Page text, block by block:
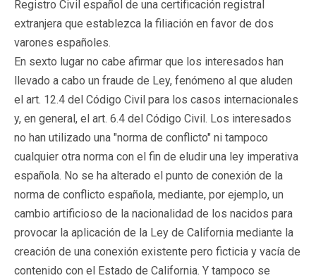
Registro Civil español de una certificación registral
extranjera que establezca la filiación en favor de dos
varones españoles.
En sexto lugar no cabe afirmar que los interesados han
llevado a cabo un fraude de Ley, fenómeno al que aluden
el art. 12.4 del Código Civil para los casos internacionales
y, en general, el art. 6.4 del Código Civil. Los interesados
no han utilizado una "norma de conflicto" ni tampoco
cualquier otra norma con el fin de eludir una ley imperativa
española. No se ha alterado el punto de conexión de la
norma de conflicto española, mediante, por ejemplo, un
cambio artificioso de la nacionalidad de los nacidos para
provocar la aplicación de la Ley de California mediante la
creación de una conexión existente pero ficticia y vacía de
contenido con el Estado de California. Y tampoco se